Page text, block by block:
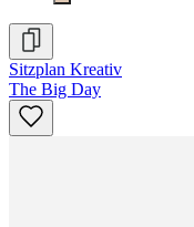
Sitzplan Kreativ
The Big Day